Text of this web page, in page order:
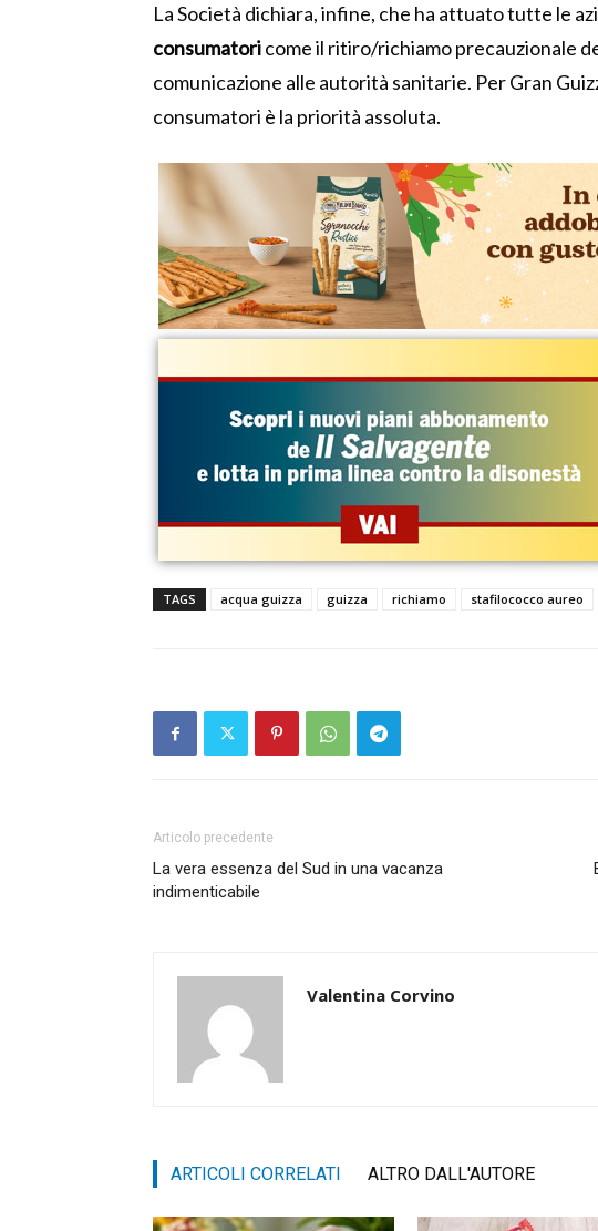
La Società dichiara, infine, che ha attuato tutte le
consumatoricome il ritiro/richiamo precauzionale
comunicazione alle autorità sanitarie. Per Gran
consumatori è la priorità assoluta.
TAGS acqua guizza guizza richiamo stafilococco aureo
Articolo precedente
La vera essenza del Sud in una vacanza
indimenticabile
Valentina Corvino
ARTICOLI CORRELATI ALTRO DALL'AUTORE